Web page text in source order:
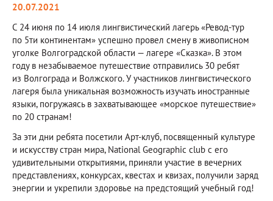
20.07.2021
С 24 июня по 14 июля лингвистический лагерь «Ревод-тур
по 5ти континентам» успешно провел смену в живописном
уголке Волгоградской области — лагере «Сказка». В этом
году в незабываемое путешествие отправились 30 ребят
из Волгограда и Волжского. У участников лингвистического
лагеря была уникальная возможность изучать иностранные
языки, погружаясь в захватывающее «морское путешествие»
по 20 странам!
За эти дни ребята посетили Арт-клуб, посвященный культуре
и искусству стран мира, National Geographic club с его
удивительными открытиями, приняли участие в вечерних
представлениях, конкурсах, квестах и квизах, получили заряд
энергии и укрепили здоровье на предстоящий учебный год!